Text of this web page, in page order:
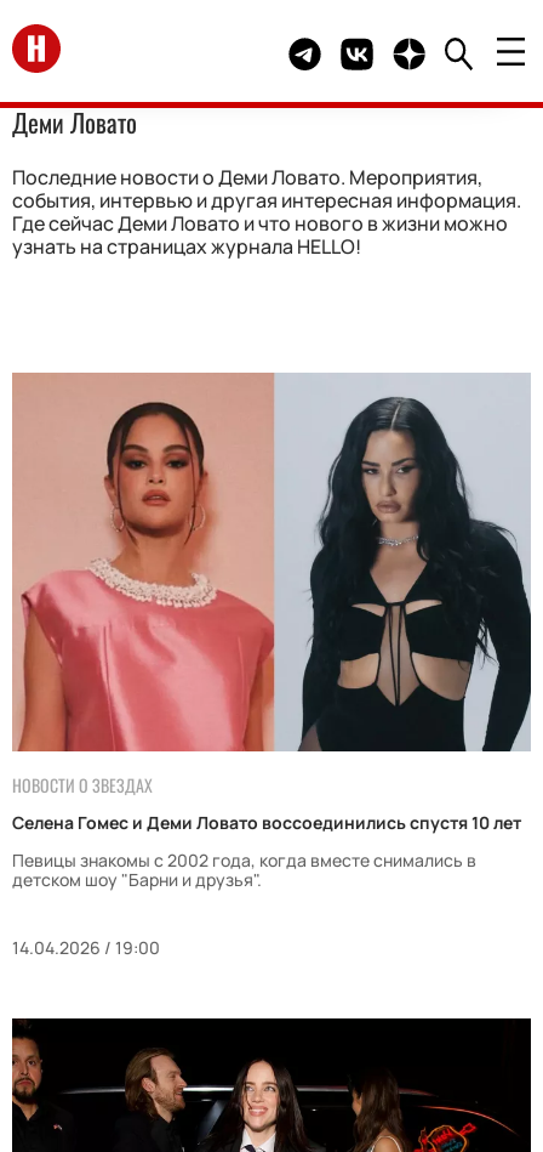
Перейти на главную Telegram канал HELLO
Группа HELLO
Канал HELLO в
Деми Ловато
Последние новости о Деми Ловато. Мероприятия,
события, интервью и другая интересная информация.
Где сейчас Деми Ловато и что нового в жизни можно
узнать на страницах журнала HELLO!
НОВОСТИ О ЗВЕЗДАХ
Селена Гомес и Деми Ловато воссоединились спустя 10 лет
Певицы знакомы с 2002 года, когда вместе снимались в
детском шоу "Барни и друзья".
14.04.2026 / 19:00